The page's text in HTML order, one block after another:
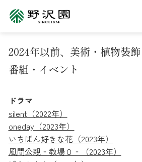
2024年以前、美術・植物装
番組・イベント
ドラマ
silent（2022年）
oneday（2023年）
いちばん好きな花（2023年）
風間公親‐教場０‐（2023年）